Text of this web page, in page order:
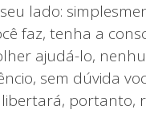
lado:
faz, tenha a
ajudá-lo,
sem dúvida
portanto,